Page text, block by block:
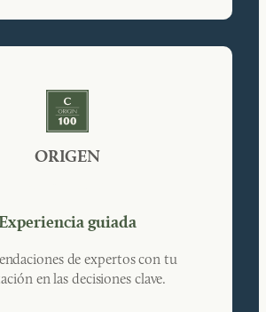
ORIGEN
guiada
de expertos con tu
en las decisiones clave.